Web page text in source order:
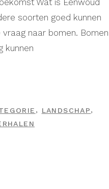
Wat is Eenwoud
soorten goed kunnen
naar bomen. Bomen
kunnen
, LANDSCHAP,